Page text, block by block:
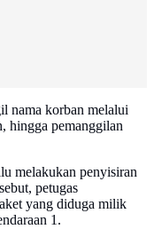
nama korban melalui
hingga pemanggilan
melakukan penyisiran
petugas
yang diduga milik
1.